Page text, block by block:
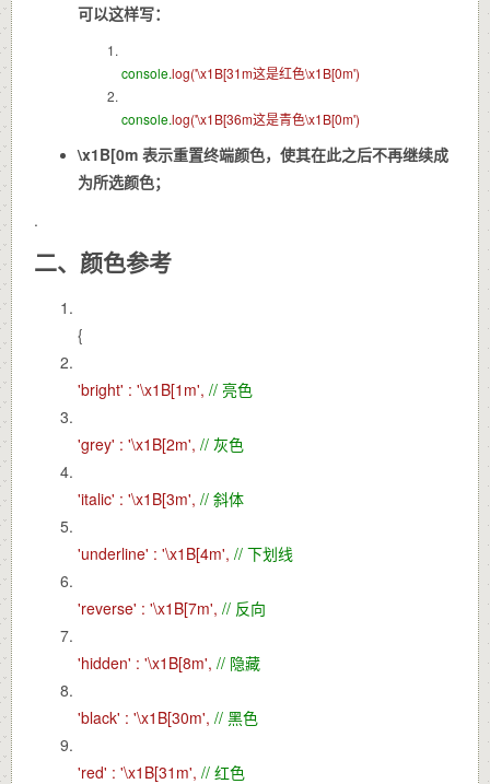
可以这样写：
console.log('\x1B[31m这是红色\x1B[0m')
console.log('\x1B[36m这是青色\x1B[0m')
\x1B[0m 表示重置终端颜色，使其在此之后不再继续成
为所选颜色；
.
二、颜色参考
{
'bright' : '\x1B[1m', // 亮色
'grey' : '\x1B[2m', // 灰色
'italic' : '\x1B[3m', // 斜体
'underline' : '\x1B[4m', // 下划线
'reverse' : '\x1B[7m', // 反向
'hidden' : '\x1B[8m', // 隐藏
'black' : '\x1B[30m', // 黑色
'red' : '\x1B[31m', // 红色